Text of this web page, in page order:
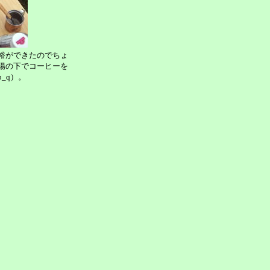
ができたのでちょ
の下でコーヒーを
）。